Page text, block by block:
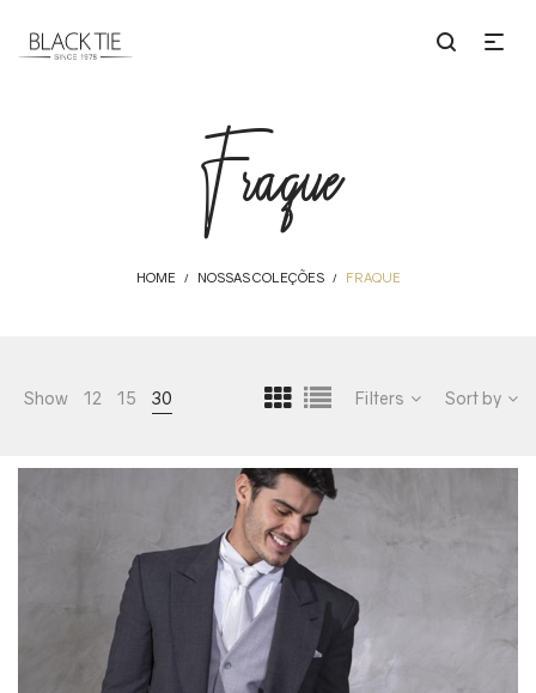
Fraque
HOME / NOSSAS COLEÇÕES / FRAQUE
Show 12 15 30 Filters Sort by